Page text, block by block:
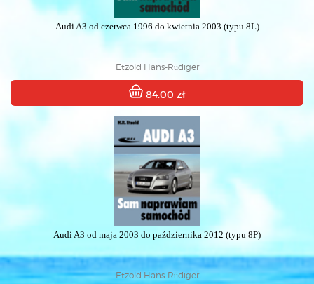
Audi A3 od czerwca 1996 do kwietnia 2003 (typu 8L)
Etzold Hans-Rüdiger
84.00 zł
Audi A3 od maja 2003 do października 2012 (typu 8P)
Etzold Hans-Rüdiger